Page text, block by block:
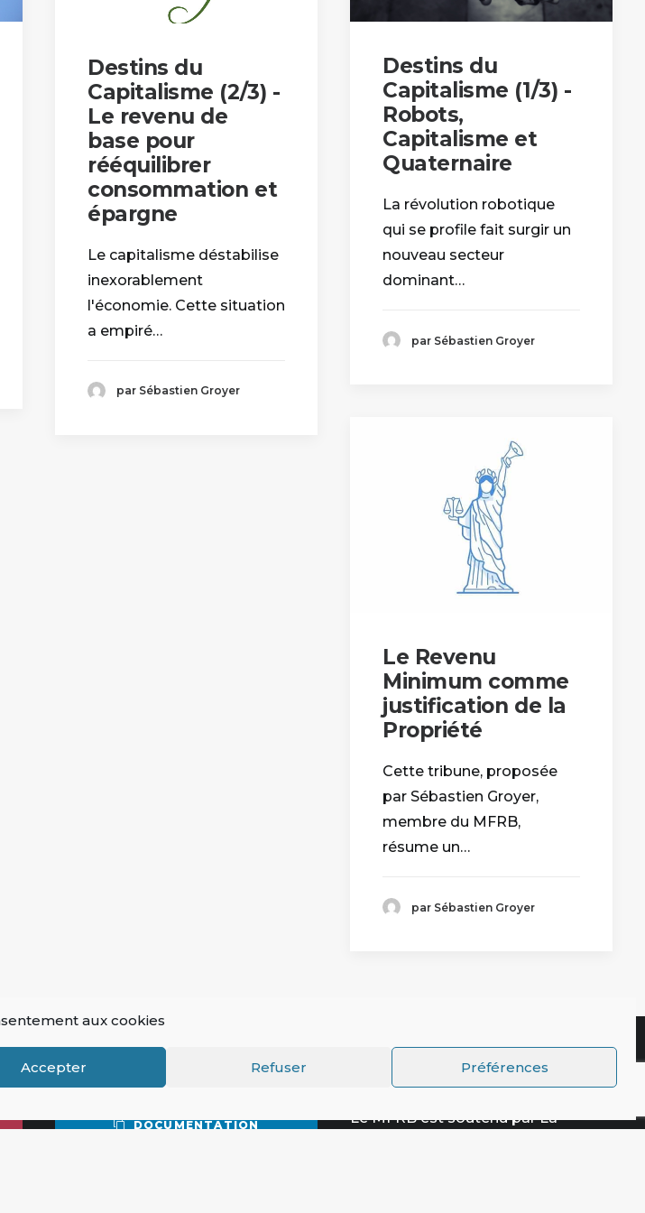
aux cookies
Accepter Refuser Préférences
Destins du
Capitalisme (2/3) -
Le revenu de
base pour
rééquilibrer
consommation et
épargne
Le capitalisme déstabilise
inexorablement
l'économie. Cette situation
a empiré…
par Sébastien Groyer
Destins du
Capitalisme (1/3) -
Robots,
Capitalisme et
Quaternaire
La révolution robotique
qui se profile fait surgir un
nouveau secteur
dominant…
par Sébastien Groyer
Le Revenu
Minimum comme
justification de la
Propriété
Cette tribune, proposée
par Sébastien Groyer,
membre du MFRB,
résume un…
par Sébastien Groyer
Ressources
DOCUMENTATION
Partenaires
Le MFRB est soutenu par La